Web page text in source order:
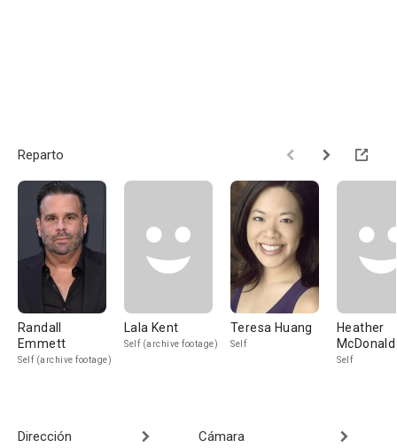
Reparto
Randall
Emmett
Self (archive footage)
Lala Kent
Self (archive footage)
Teresa Huang
Self
Heather
McDonald
Self
Dirección Cámara